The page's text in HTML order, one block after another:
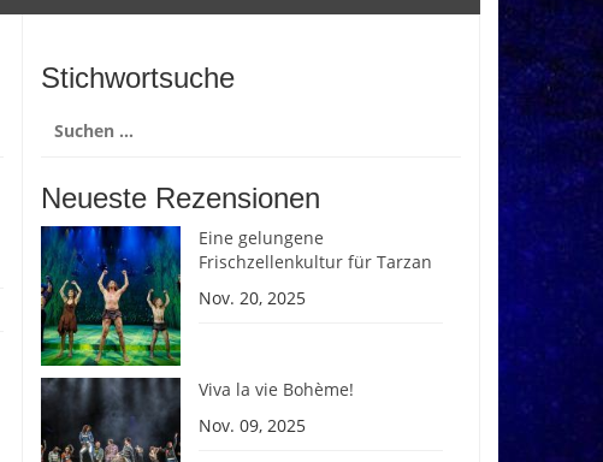
Stichwortsuche
nach:
Neueste Rezensionen
Eine gelungene
Frischzellenkultur für Tarzan
Nov. 20, 2025
Viva la vie Bohème!
Nov. 09, 2025